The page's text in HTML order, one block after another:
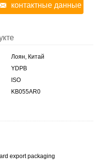
контактные данные
Лоян, Китай
YDPB
ISO
KB055AR0
export packaging